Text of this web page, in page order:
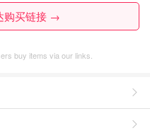
购买链接 →
buy items via our links.